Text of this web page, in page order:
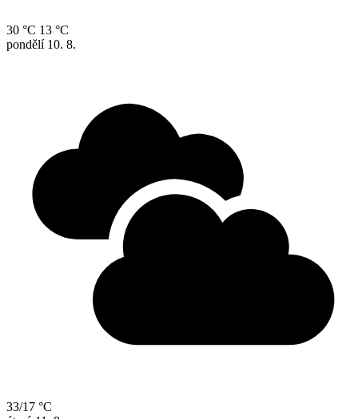
30 °C 13 °C
pondělí 10. 8.
33/17 °C